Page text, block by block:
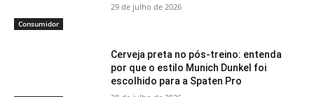
Consumidor
29 de julho de 2026
Cerveja preta no pós-treino: entenda
por que o estilo Munich Dunkel foi
escolhido para a Spaten Pro